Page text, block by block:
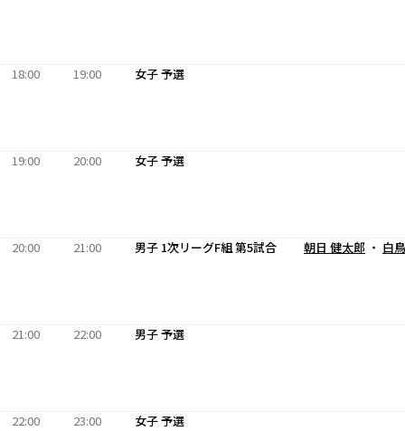
18:00 19:00 女子 予選
19:00 20:00 女子 予選
20:00 21:00 男子 1次リーグF組 第5試合 朝日 健太郎 ・ 白
21:00 22:00 男子 予選
22:00 23:00 女子 予選